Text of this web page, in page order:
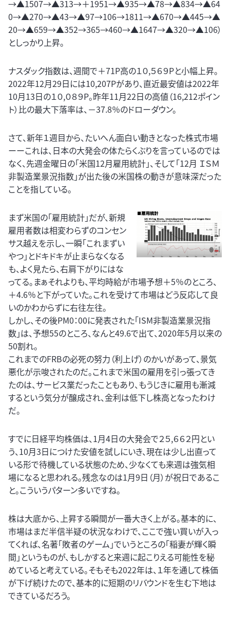
→▲1507→▲313→＋1951→▲935→▲78→▲834→▲64
0→▲270→▲43→▲97→106→1811→▲670→▲445→▲
20→▲659→▲352→365→460→▲1647→▲320→▲106）
としっかり上昇。
ナスダック指数は、週間で＋71P高の１０,５６９Pと小幅上昇。
2022年12月29日には10,207Pがあり、直近最安値は2022年
10月13日の１０,０８９P。昨年11月22日の高値（16,212ポイン
ト）比の最大下落率は、－37.8％のドローダウン。
さて、新年１週目から、たいへん面白い動きとなった株式市場
ーーこれは、日本の大発会の体たらくぶりを言っているのでは
なく、先週金曜日の「米国12月雇用統計」、そして「12月 ＩＳＭ
非製造業景況指数」が出た後の米国株の動きが意味深だった
ことを指している。
まず米国の「雇用統計」だが、新規
雇用者数は相変わらずのコンセン
サス越えを示し、一瞬「これまずい
やつ」とドキドキが止まらなくなる
も、よく見たら、右肩下がりにはな
ってる。まぁそれよりも、平均時給が市場予想＋5％のところ、
＋4.6％と下がっていた。これを受けて市場はどう反応して良
いのかわからずに右往左往。
しかし、その後PM0：00に発表された「ISM非製造業景況指
数」は、予想55のところ、なんと49.6で出て、2020年5月以来の
50割れ。
これまでのFRBの必死の努力（利上げ）のかいがあって、景気
悪化が示唆されたのだ。これまで米国の雇用を引っ張ってき
たのは、サービス業だったこともあり、もうじきに雇用も漸減
するという気分が醸成され、金利は低下し株高となったわけ
だ。
すでに日経平均株価は、1月4日の大発会で２５,６６２円とい
う、10月3日につけた安値を試しにいき、現在は少し出直って
いる形で待機している状態のため、少なくても来週は強気相
場になると思われる。残念なのは1月9日（月）が祝日であるこ
と。こういうパターン多いですね。
株は大底から、上昇する瞬間が一番大きく上がる。基本的に、
市場はまだ半信半疑の状況なわけで、ここで強い買いが入っ
てくれば、名著「敗者のゲーム」でいうところの「稲妻が輝く瞬
間」というものが、もしかすると来週に起こりえる可能性を秘
めていると考えている。そもそも2022年は、１年を通して株価
が下げ続けたので、基本的に短期のリバウンドを生む下地は
できているだろう。